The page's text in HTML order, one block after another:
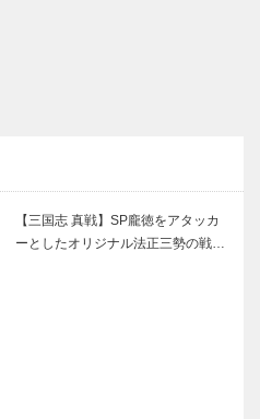
【三国志 真戦】SP龐徳をアタッカ
ーとしたオリジナル法正三勢の戦…